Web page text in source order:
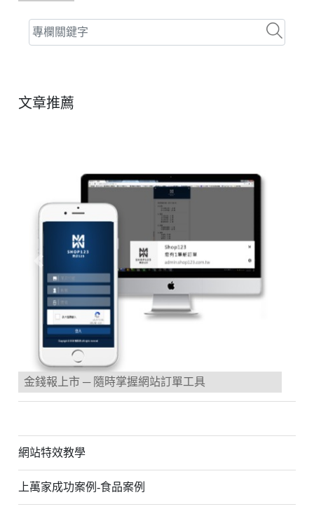
文章推薦
金錢報上市 ─ 隨時掌握網站訂單工具
Previous
網站特效教學
上萬家成功案例-食品案例